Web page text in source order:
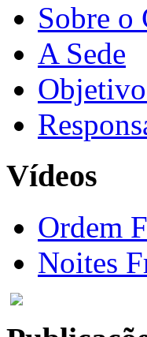
Sobre o
A Sede
Vídeos
Ordem
Noites